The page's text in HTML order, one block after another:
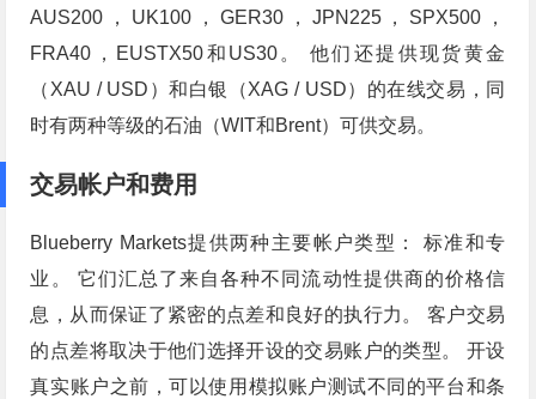
AUS200，UK100，GER30，JPN225，SPX500，
FRA40，EUSTX50和US30。 他们还提供现货黄金
（XAU / USD）和白银（XAG / USD）的在线交易，同
时有两种等级的石油（WIT和Brent）可供交易。
交易帐户和费用
Blueberry Markets提供两种主要帐户类型： 标准和专
业。 它们汇总了来自各种不同流动性提供商的价格信
息，从而保证了紧密的点差和良好的执行力。 客户交易
的点差将取决于他们选择开设的交易账户的类型。 开设
真实账户之前，可以使用模拟账户测试不同的平台和条